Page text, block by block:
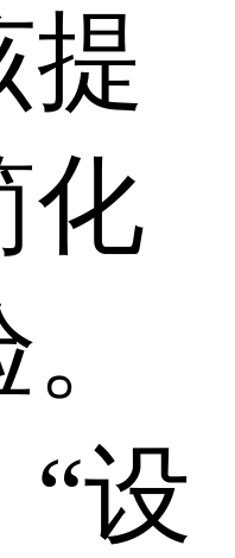
提
化
设